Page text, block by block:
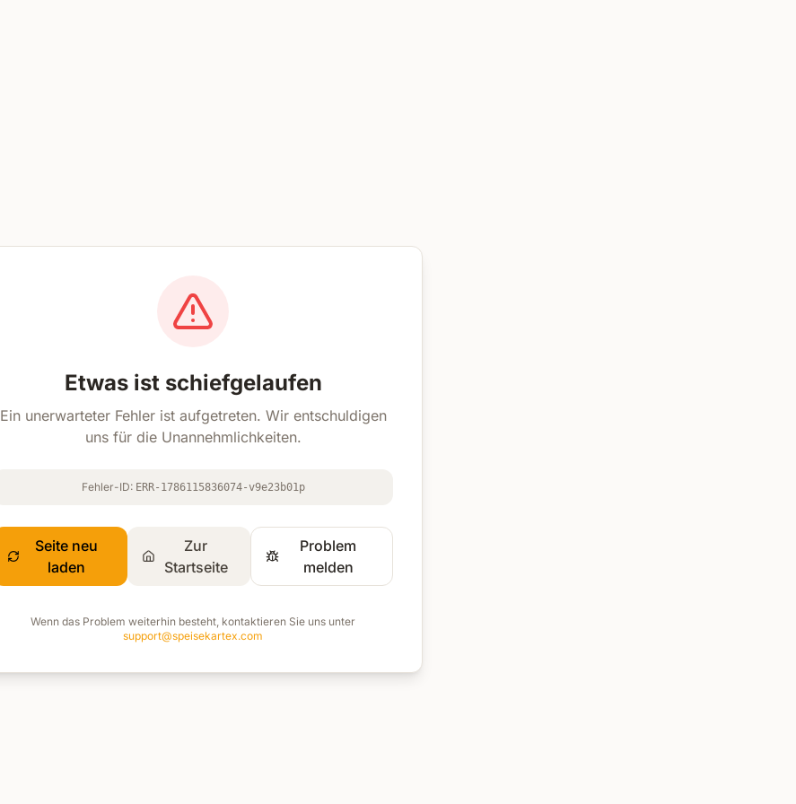
Etwas ist schiefgelaufen
Ein unerwarteter Fehler ist aufgetreten. Wir entschuldigen
uns für die Unannehmlichkeiten.
Fehler-ID: ERR-1786115836074-v9e23b01p
Seite neu
laden
Zur
Startseite
Problem
melden
Wenn das Problem weiterhin besteht, kontaktieren Sie uns unter
support@speisekartex.com